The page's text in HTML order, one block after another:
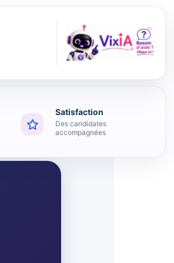
Satisfaction
Des candidates
accompagnées